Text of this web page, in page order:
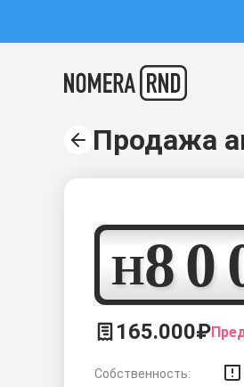
Продажа
Н8
165.000₽
Собственность: